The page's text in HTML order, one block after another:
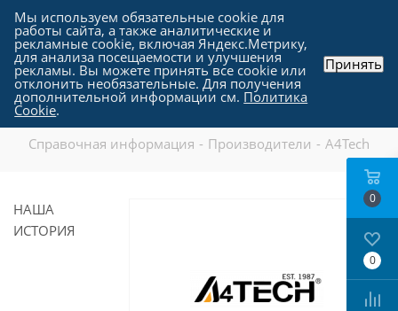
A4Tech
Справочная информация - Производители - A4Tech
НАША
ИСТОРИЯ
0
0
Мы используем обязательные cookie для
работы сайта, а также аналитические и
рекламные cookie, включая Яндекс.Метрику,
для анализа посещаемости и улучшения
рекламы. Вы можете принять все cookie или
отклонить необязательные. Для получения
дополнительной информации см. Политика
Cookie.
Принять